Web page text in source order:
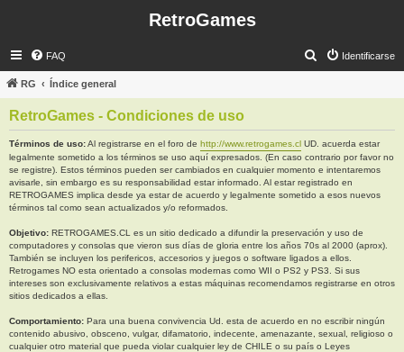
RetroGames
FAQ Identificarse
s
a
r
RG Índice general
RetroGames - Condiciones de uso
Términos de uso:Al registrarse en el foro de http://www.retrogames.cl UD. acuerda estar
legalmente sometido a los términos se uso aquí expresados. (En caso contrario por favor no
se registre). Estos términos pueden ser cambiados en cualquier momento e intentaremos
avisarle, sin embargo es su responsabilidad estar informado. Al estar registrado en
RETROGAMES implica desde ya estar de acuerdo y legalmente sometido a esos nuevos
términos tal como sean actualizados y/o reformados.
Objetivo: RETROGAMES.CL es un sitio dedicado a difundir la preservación y uso de
computadores y consolas que vieron sus días de gloria entre los años 70s al 2000 (aprox).
También se incluyen los perifericos, accesorios y juegos o software ligados a ellos.
Retrogames NO esta orientado a consolas modernas como WII o PS2 y PS3. Si sus
intereses son exclusivamente relativos a estas máquinas recomendamos registrarse en otros
sitios dedicados a ellas.
Comportamiento: Para una buena convivencia Ud. esta de acuerdo en no escribir ningún
contenido abusivo, obsceno, vulgar, difamatorio, indecente, amenazante, sexual, religioso o
cualquier otro material que pueda violar cualquier ley de CHILE o su país o Leyes